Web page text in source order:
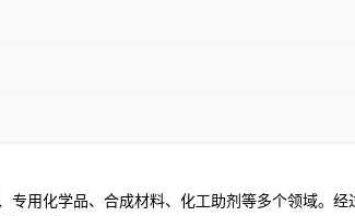
用化学品、合成材料、化工助剂等多个领域。